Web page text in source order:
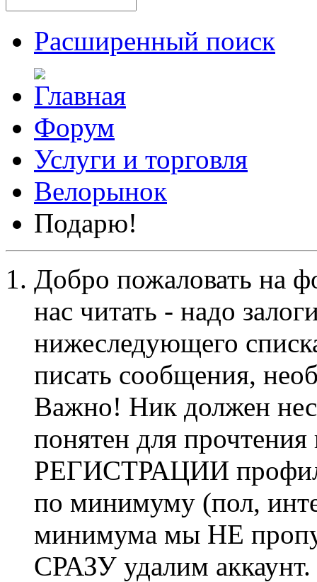
Расширенный поиск
Форум
Услуги и торговля
Велорынок
Подарю!
Добро пожаловать на
нас читать - надо
нижеследующего
писать сообщения,
Важно! Ник должен
понятен для
РЕГИСТРАЦИИ профиль
по минимуму (пол,
минимума мы НЕ
СРАЗУ удалим